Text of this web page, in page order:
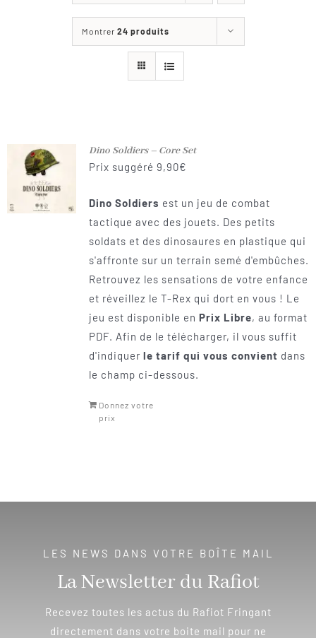
Contact
Montrer 24 produits
Dino Soldiers – Core Set
Prix suggéré 9,90€
Dino Soldiers est un jeu de combat
tactique avec des jouets. Des petits
soldats et des dinosaures en plastique qui
s'affronte sur un terrain semé d'embûches.
Retrouvez les sensations de votre enfance
et réveillez le T-Rex qui dort en vous ! Le
jeu est disponible en Prix Libre, au format
PDF. Afin de le télécharger, il vous suffit
d'indiquer le tarif qui vous convient dans
le champ ci-dessous.
Donnez votre
prix
LES NEWS DANS VOTRE BOÎTE MAIL
La Newsletter du Rafiot
Recevez toutes les actus du Rafiot Fringant
directement dans votre boite mail pour ne